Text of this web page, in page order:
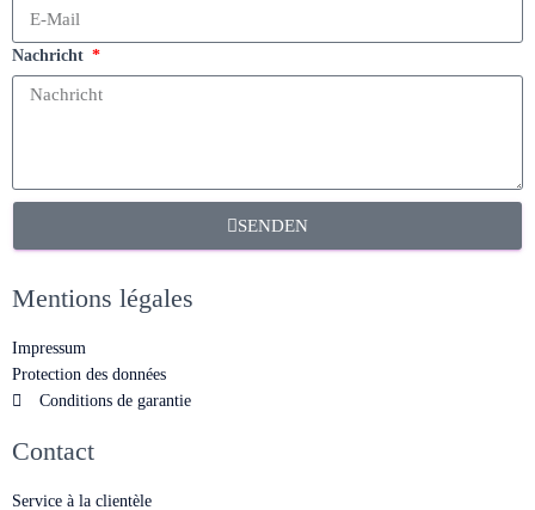
Nachricht
SENDEN
Mentions légales
Impressum
Protection des données
Conditions de garantie
Contact
Service à la clientèle